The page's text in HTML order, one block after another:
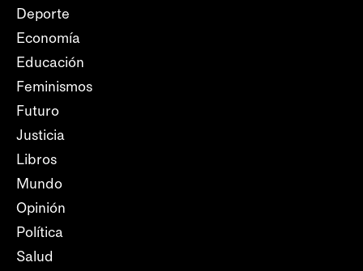
Deporte
Economía
Educación
Feminismos
Futuro
Justicia
Libros
Mundo
Opinión
Política
Salud